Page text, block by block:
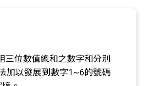
位數值總和之數字和分別
加以發展到數字1~6的號碼